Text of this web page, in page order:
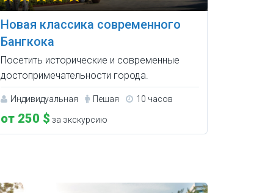
Новая классика современного
Бангкока
Посетить исторические и современные
достопримечательности города.
Индивидуальная Пешая 10 часов
от 250 $ за экскурсию